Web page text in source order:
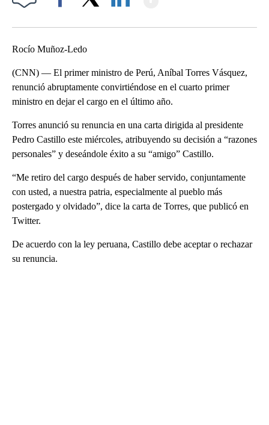
Rocío Muñoz-Ledo
(CNN) — El primer ministro de Perú, Aníbal Torres Vásquez,
renunció abruptamente convirtiéndose en el cuarto primer
ministro en dejar el cargo en el último año.
Torres anunció su renuncia en una carta dirigida al presidente
Pedro Castillo este miércoles, atribuyendo su decisión a “razones
personales” y deseándole éxito a su “amigo” Castillo.
“Me retiro del cargo después de haber servido, conjuntamente
con usted, a nuestra patria, especialmente al pueblo más
postergado y olvidado”, dice la carta de Torres, que publicó en
Twitter.
De acuerdo con la ley peruana, Castillo debe aceptar o rechazar
su renuncia.